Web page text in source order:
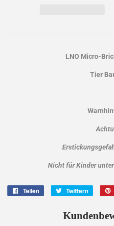
LNO Micro-
Tier
Nicht für Kinder
Teilen Twittern
twittern